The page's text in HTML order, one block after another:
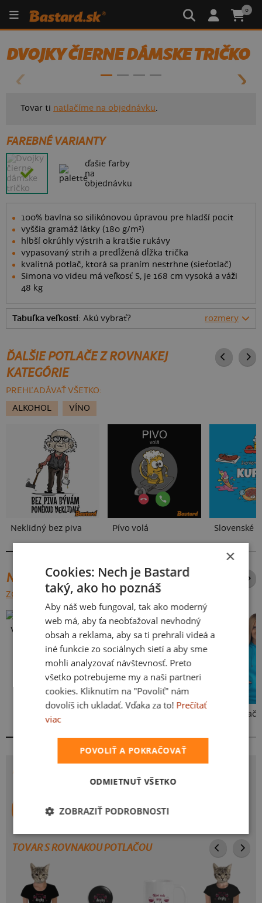
0
DVOJKY ČIERNE DÁMSKE TRIČKO
Tovar ti natlačíme na objednávku.
FAREBNÉ VARIANTY
ďašie farby
na
objednávku
100% bavlna so silikónovou úpravou pre hladší pocit
vyššia gramáž látky (180 g/m²)
hlbší okrúhly výstrih a kratšie rukávy
vypasovaný strih a predĺžená dĺžka trička
kvalitná potlač, ktorá sa praním nestrhne (sieťotlač)
Simona vo videu má veľkosť S, je 168 cm vysoká a váži
48 kg
Tabuľka veľkostí: Akú vybrať? rozmery
ĎALŠIE POTLAČE Z ROVNAKEJ
KATEGÓRIE
PREHĽADÁVAŤ VŠETKO:
ALKOHOL
VÍNO
Neklidný bez piva Pívo volá Slovenské
NAJPREDÁVANEJŠIE POTLAČE
ZOBRAZIŤ VŠETKY
Vlastná potlač
Bez potlače
POTLAČ DVOJKY
Yenny (Praha)
Autorka potlače
TOVAR S ROVNAKOU POTLAČOU
×
Cookies: Nech je Bastard
taký, ako ho poznáš
Aby náš web fungoval, tak ako moderný
web má, aby ťa neobťažoval nevhodný
obsah a reklama, aby sa ti prehrali videá a
iné funkcie zo sociálnych sietí a aby sme
mohli analyzovať návštevnosť. Preto
všetko potrebujeme my a naši partneri
cookies. Kliknutím na "Povoliť" nám
dovolíš ich ukladať. Vďaka za to! Prečítať
viac
POVOLIŤ A POKRAČOVAŤ
ODMIETNUŤ VŠETKO
ZOBRAZIŤ PODROBNOSTI